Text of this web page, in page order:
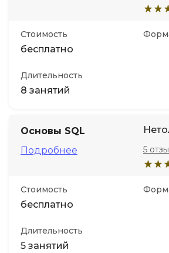
Стоимость
бесплатно
Длительность
8 занятий
Основы SQL
Подробнее
5
Стоимость
бесплатно
Длительность
5 занятий